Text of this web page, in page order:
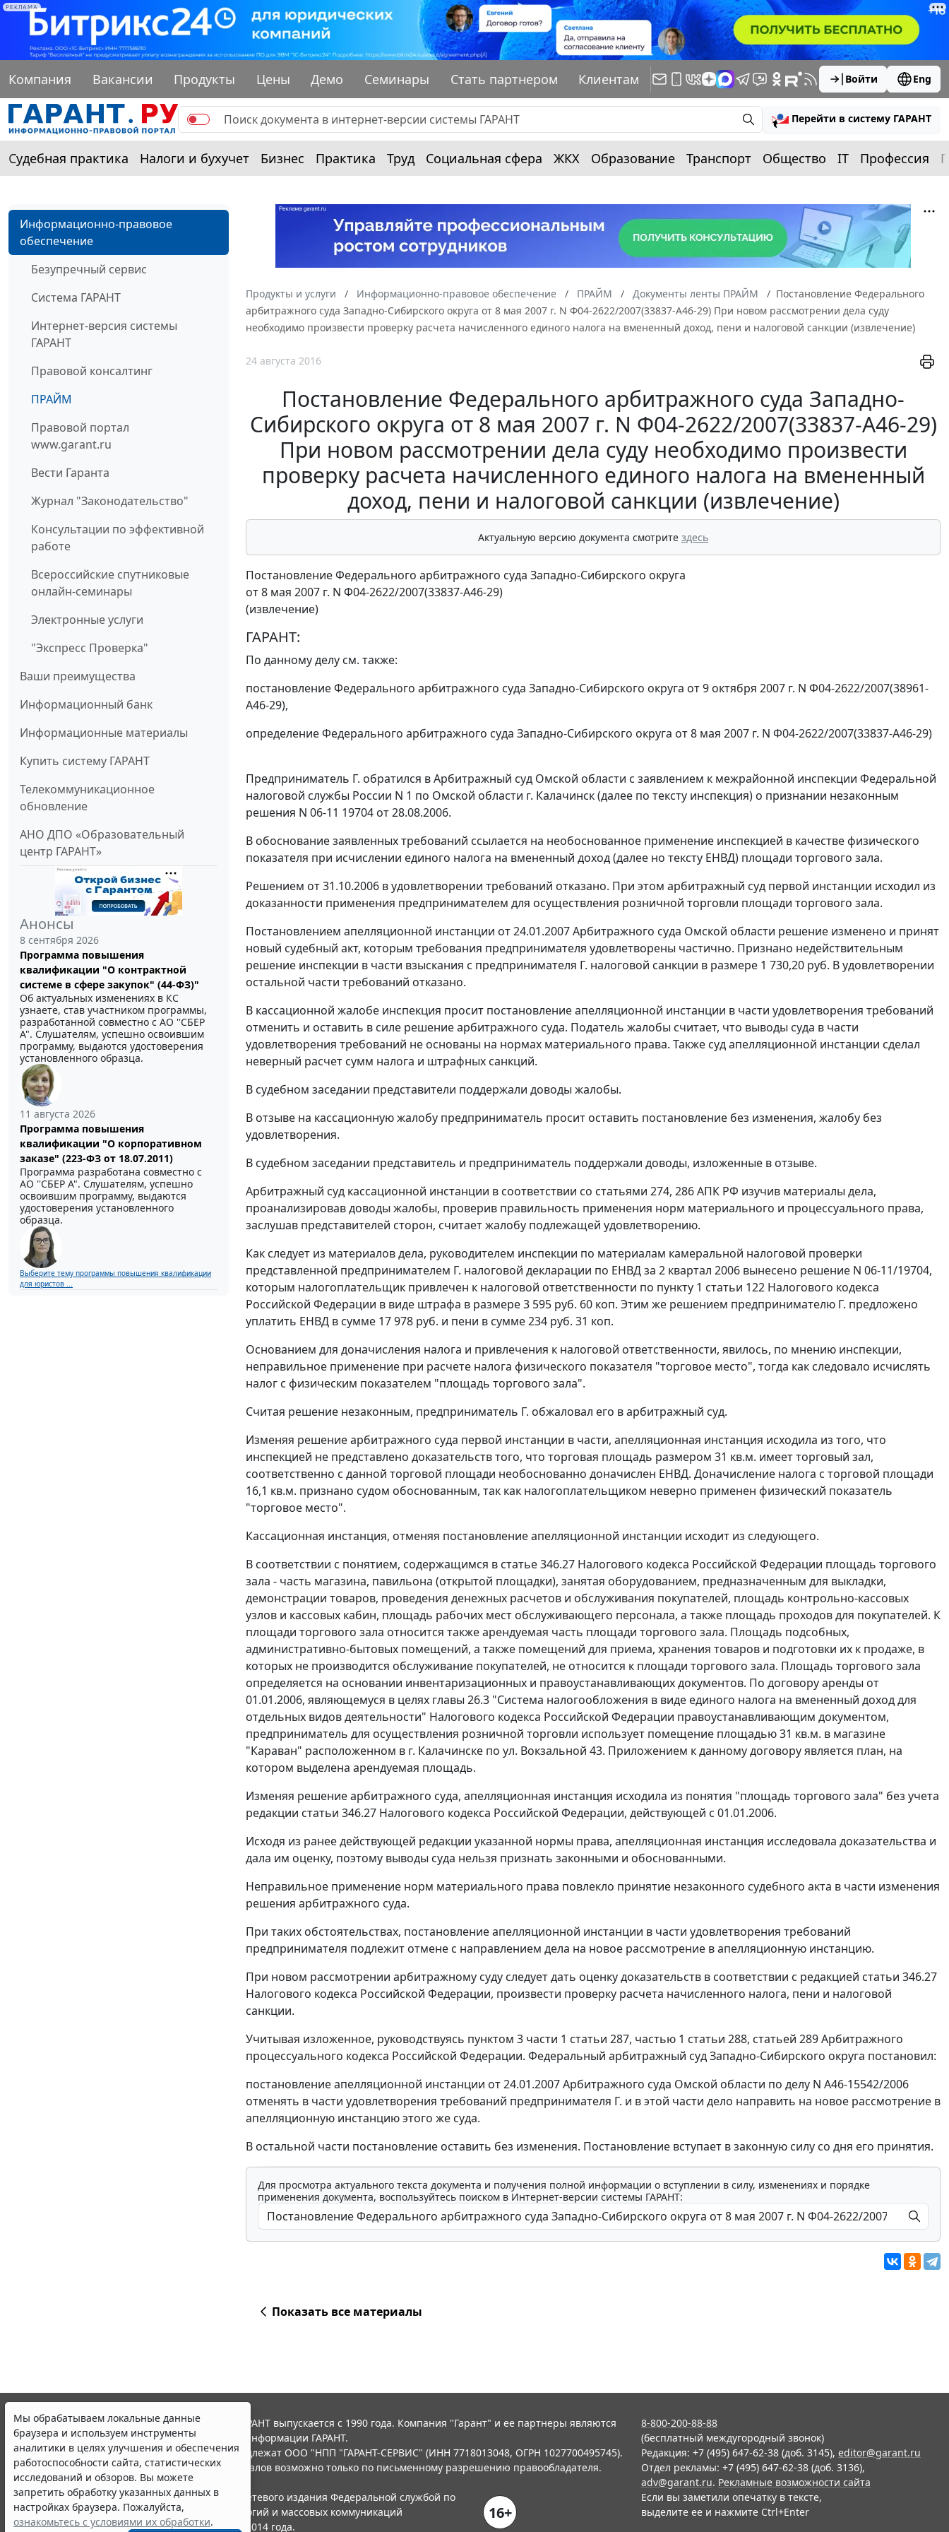
РЕКЛАМА
Компания Вакансии Продукты Цены Демо Семинары Стать партнером Клиентам Войти Eng
Перейти в систему ГАРАНТ
Судебная практика Налоги и бухучет Бизнес Практика Труд Социальная сфера ЖКХ Образование Транспорт Общество IT Профессия
Информационно-правовое
обеспечение
Безупречный сервис
Система ГАРАНТ
Интернет-версия системы
ГАРАНТ
Правовой консалтинг
ПРАЙМ
Правовой портал
www.garant.ru
Вести Гаранта
Журнал "Законодательство"
Консультации по эффективной
работе
Всероссийские спутниковые
онлайн-семинары
Электронные услуги
"Экспресс Проверка"
Ваши преимущества
Информационный банк
Информационные материалы
Купить систему ГАРАНТ
Телекоммуникационное
обновление
АНО ДПО «Образовательный
центр ГАРАНТ»
Анонсы
8 сентября 2026
Программа повышения
квалификации "О контрактной
системе в сфере закупок" (44-ФЗ)"
Об актуальных изменениях в КС
узнаете, став участником программы,
разработанной совместно с АО ''СБЕР
А". Слушателям, успешно освоившим
программу, выдаются удостоверения
установленного образца.
11 августа 2026
Программа повышения
квалификации "О корпоративном
заказе" (223-ФЗ от 18.07.2011)
Программа разработана совместно с
АО ''СБЕР А". Слушателям, успешно
освоившим программу, выдаются
удостоверения установленного
образца.
Выберите тему программы повышения квалификации
для юристов ...
Продукты и услуги Информационно-правовое обеспечение ПРАЙМ Документы ленты ПРАЙМ
Постановление Федерального
арбитражного суда Западно-Сибирского округа от 8 мая 2007 г. N Ф04-2622/2007(33837-А46-29) При новом рассмотрении дела суду
необходимо произвести проверку расчета начисленного единого налога на вмененный доход, пени и налоговой санкции (извлечение)
24 августа 2016
Постановление Федерального арбитражного суда Западно-
Сибирского округа от 8 мая 2007 г. N Ф04-2622/2007(33837-А46-29)
При новом рассмотрении дела суду необходимо произвести
проверку расчета начисленного единого налога на вмененный
доход, пени и налоговой санкции (извлечение)
Актуальную версию документа смотрите здесь
Постановление Федерального арбитражного суда Западно-Сибирского округа
от 8 мая 2007 г. N Ф04-2622/2007(33837-А46-29)
(извлечение)
ГАРАНТ:
По данному делу см. также:
постановлениеФедерального арбитражного суда Западно-Сибирского округа от 9 октября 2007 г. N Ф04-2622/2007(38961-
А46-29),
определениеФедерального арбитражного суда Западно-Сибирского округа от 8 мая 2007 г. N Ф04-2622/2007(33837-А46-29)
Предприниматель Г. обратился в Арбитражный суд Омской области с заявлением к межрайонной инспекции Федеральной
налоговой службы России N 1 по Омской области г. Калачинск (далее по тексту инспекция) о признании незаконным
решения N 06-11 19704 от 28.08.2006.
В обоснование заявленных требований ссылается на необоснованное применение инспекцией в качестве физического
показателя при исчислении единого налога на вмененный доход (далее но тексту ЕНВД) площади торгового зала.
Решением от 31.10.2006 в удовлетворении требований отказано. При этом арбитражный суд первой инстанции исходил из
доказанности применения предпринимателем для осуществления розничной торговли площади торгового зала.
Постановлением апелляционной инстанции от 24.01.2007 Арбитражного суда Омской области решение изменено и принят
новый судебный акт, которым требования предпринимателя удовлетворены частично. Признано недействительным
решение инспекции в части взыскания с предпринимателя Г. налоговой санкции в размере 1 730,20 руб. В удовлетворении
остальной части требований отказано.
В кассационной жалобе инспекция просит постановление апелляционной инстанции в части удовлетворения требований
отменить и оставить в силе решение арбитражного суда. Податель жалобы считает, что выводы суда в части
удовлетворения требований не основаны на нормах материального права. Также суд апелляционной инстанции сделал
неверный расчет сумм налога и штрафных санкций.
В судебном заседании представители поддержали доводы жалобы.
В отзыве на кассационную жалобу предприниматель просит оставить постановление без изменения, жалобу без
удовлетворения.
В судебном заседании представитель и предприниматель поддержали доводы, изложенные в отзыве.
Арбитражный суд кассационной инстанции в соответствии со статьями 274, 286АПК РФ изучив материалы дела,
проанализировав доводы жалобы, проверив правильность применения норм материального и процессуального права,
заслушав представителей сторон, считает жалобу подлежащей удовлетворению.
Как следует из материалов дела, руководителем инспекции по материалам камеральной налоговой проверки
представленной предпринимателем Г. налоговой декларации по ЕНВД за 2 квартал 2006 вынесено решение N 06-11/19704,
которым налогоплательщик привлечен к налоговой ответственности по пункту 1 статьи 122 Налогового кодекса
Российской Федерации в виде штрафа в размере 3 595 руб. 60 коп. Этим же решением предпринимателю Г. предложено
уплатить ЕНВД в сумме 17 978 руб. и пени в сумме 234 руб. 31 коп.
Основанием для доначисления налога и привлечения к налоговой ответственности, явилось, по мнению инспекции,
неправильное применение при расчете налога физического показателя "торговое место", тогда как следовало исчислять
налог с физическим показателем "площадь торгового зала".
Считая решение незаконным, предприниматель Г. обжаловал его в арбитражный суд.
Изменяя решение арбитражного суда первой инстанции в части, апелляционная инстанция исходила из того, что
инспекцией не представлено доказательств того, что торговая площадь размером 31 кв.м. имеет торговый зал,
соответственно с данной торговой площади необоснованно доначислен ЕНВД. Доначисление налога с торговой площади
16,1 кв.м. признано судом обоснованным, так как налогоплательщиком неверно применен физический показатель
"торговое место".
Кассационная инстанция, отменяя постановление апелляционной инстанции исходит из следующего.
В соответствии с понятием, содержащимся в статье 346.27 Налогового кодекса Российской Федерации площадь торгового
зала - часть магазина, павильона (открытой площадки), занятая оборудованием, предназначенным для выкладки,
демонстрации товаров, проведения денежных расчетов и обслуживания покупателей, площадь контрольно-кассовых
узлов и кассовых кабин, площадь рабочих мест обслуживающего персонала, а также площадь проходов для покупателей. К
площади торгового зала относится также арендуемая часть площади торгового зала. Площадь подсобных,
административно-бытовых помещений, а также помещений для приема, хранения товаров и подготовки их к продаже, в
которых не производится обслуживание покупателей, не относится к площади торгового зала. Площадь торгового зала
определяется на основании инвентаризационных и правоустанавливающих документов. По договору аренды от
01.01.2006, являющемуся в целях главы 26.3 "Система налогообложения в виде единого налога на вмененный доход для
отдельных видов деятельности" Налогового кодекса Российской Федерации правоустанавливающим документом,
предприниматель для осуществления розничной торговли использует помещение площадью 31 кв.м. в магазине
"Караван" расположенном в г. Калачинске по ул. Вокзальной 43. Приложением к данному договору является план, на
котором выделена арендуемая площадь.
Изменяя решение арбитражного суда, апелляционная инстанция исходила из понятия "площадь торгового зала" без учета
редакции статьи 346.27 Налогового кодекса Российской Федерации, действующей с 01.01.2006.
Исходя из ранее действующей редакции указанной нормы права, апелляционная инстанция исследовала доказательства и
дала им оценку, поэтому выводы суда нельзя признать законными и обоснованными.
Неправильное применение норм материального права повлекло принятие незаконного судебного акта в части изменения
решения арбитражного суда.
При таких обстоятельствах, постановление апелляционной инстанции в части удовлетворения требований
предпринимателя подлежит отмене с направлением дела на новое рассмотрение в апелляционную инстанцию.
При новом рассмотрении арбитражному суду следует дать оценку доказательств в соответствии с редакцией статьи 346.27
Налогового кодекса Российской Федерации, произвести проверку расчета начисленного налога, пени и налоговой
санкции.
Учитывая изложенное, руководствуясь пунктом 3 части 1 статьи 287, частью 1 статьи 288, статьей 289Арбитражного
процессуального кодекса Российской Федерации. Федеральный арбитражный суд Западно-Сибирского округа постановил:
постановление апелляционной инстанции от 24.01.2007 Арбитражного суда Омской области по делу N А46-15542/2006
отменять в части удовлетворения требований предпринимателя Г. и в этой части дело направить на новое рассмотрение в
апелляционную инстанцию этого же суда.
В остальной части постановление оставить без изменения. Постановление вступает в законную силу со дня его принятия.
Для просмотра актуального текста документа и получения полной информации о вступлении в силу, изменениях и порядке
применения документа, воспользуйтесь поиском в Интернет-версии системы ГАРАНТ:
Показать все материалы
Мы обрабатываем локальные данные
браузера и используем инструменты
аналитики в целях улучшения и обеспечения
работоспособности сайта, статистических
исследований и обзоров. Вы можете
запретить обработку указанных данных в
настройках браузера. Пожалуйста,
ознакомьтесь с условиями их обработки.
© ООО "НПП "ГАРАНТ-СЕРВИС", 2026. Система ГАРАНТ выпускается с 1990 года. Компания "Гарант" и ее партнеры являются
участниками Российской ассоциации правовой информации ГАРАНТ.
Все права на материалы сайта ГАРАНТ.РУ принадлежат ООО "НПП "ГАРАНТ-СЕРВИС" (ИНН 7718013048, ОГРН 1027700495745).
Полное или частичное воспроизведение материалов возможно только по письменному разрешению правообладателя.
Правила использования портала.
Портал ГАРАНТ.РУ зарегистрирован в качестве сетевого издания Федеральной службой по
надзору в сфере связи,информационных технологий и массовых коммуникаций
(Роскомнадзором), Эл № ФС77-58365 от 18 июня 2014 года.
16+
8-800-200-88-88
(бесплатный междугородный звонок)
Редакция: +7 (495) 647-62-38 (доб. 3145), editor@garant.ru
Отдел рекламы: +7 (495) 647-62-38 (доб. 3136),
adv@garant.ru. Рекламные возможности сайта
Если вы заметили опечатку в тексте,
выделите ее и нажмите Ctrl+Enter